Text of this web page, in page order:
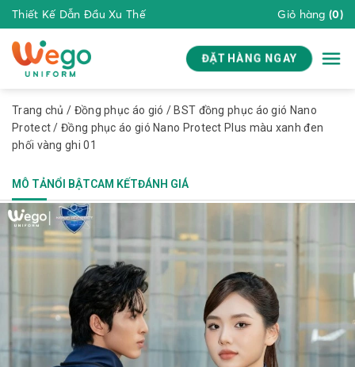
Thiết Kế Dẫn Đầu Xu Thế Giỏ hàng(0)
ĐẶT HÀNG NGAY
Trang chủ / Đồng phục áo gió / BST đồng phục áo gió Nano
Protect/ Đồng phục áo gió Nano Protect Plus màu xanh đen
phối vàng ghi 01
MÔ TẢNỔI BẬTCAM KẾTĐÁNH GIÁ